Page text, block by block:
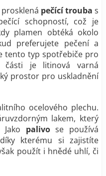
pečící trouba s
schopností, což je
plamen obtéká okolo
preferujete pečení a
tento typ spotřebiče pro
části je litinová varná
prostor pro uskladnění
ocelového plechu.
lakem, který
palivose používá
kterému si zajistíte
použít i hnědé uhlí, či